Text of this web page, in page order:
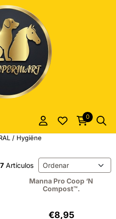
actualmente cerradas.
0
/ Hygiëne
7 Artículos Método de ordenación
IVA: 10,70
Manna Pro Coop ‘N
Compost™.
Precio: 8,95, sin
€8,95